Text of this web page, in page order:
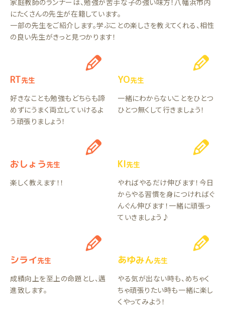
家庭教師のランナーは、勉強が苦手な子の強い味方！八幡浜市内
にたくさんの先生が在籍しています。
一部の先生をご紹介します。学ぶことの楽しさを教えてくれる、相性
の良い先生がきっと見つかります！
RT先生
好きなことも勉強もどちらも諦
めずにうまく両立していけるよ
う頑張りましょう！
YO先生
一緒にわからないことをひとつ
ひとつ無くして行きましょう！
おしょう先生
楽しく教えます！！
KI先生
やればやるだけ伸びます！今日
からやる習慣を身につければぐ
んぐん伸びます！一緒に頑張っ
ていきましょう♪
シライ先生
成績向上を至上の命題とし、邁
進致します。
あゆみん先生
やる気が出ない時も、めちゃく
ちゃ頑張りたい時も一緒に楽し
くやってみよう！